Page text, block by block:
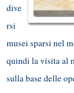
dive
rsi
musei sparsi nel
quindi la visita al
sulla base delle